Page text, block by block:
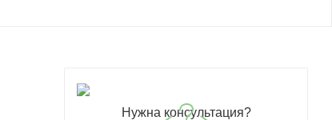
Нужна консультация?